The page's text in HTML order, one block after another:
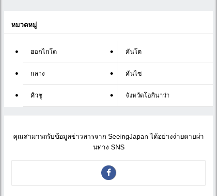
หมวดหมู่
ฮอกไกโด คันโต
กลาง คันไซ
คิวชู จังหวัดโอกินาว่า
คุณสามารถรับข้อมูลข่าวสารจาก SeeingJapan ได้อย่างง่ายดายผ่า
นทาง SNS